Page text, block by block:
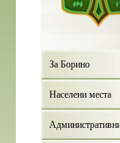
За Борино
Населени места